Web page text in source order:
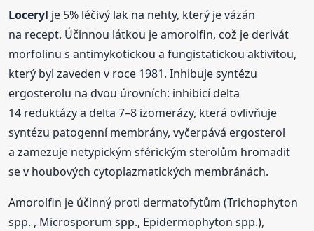
Loceryl je 5% léčivý lak na nehty, který je vázán
na recept. Účinnou látkou je amorolfin, což je derivát
morfolinu s antimykotickou a fungistatickou aktivitou,
který byl zaveden v roce 1981. Inhibuje syntézu
ergosterolu na dvou úrovních: inhibicí delta
14 reduktázy a delta 7–8 izomerázy, která ovlivňuje
syntézu patogenní membrány, vyčerpává ergosterol
a zamezuje netypickým sférickým sterolům hromadit
se v houbových cytoplazmatických membránách.
Amorolfin je účinný proti dermatofytům (Trichophyton
spp. , Microsporum spp., Epidermophyton spp.),